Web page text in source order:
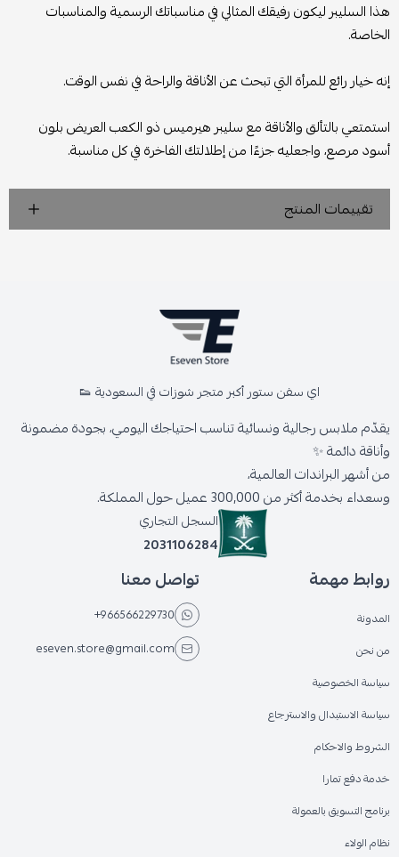
هذا السليبر ليكون رفيقك المثالي في مناسباتك الرسمية والمناسبات
الخاصة.
إنه خيار رائع للمرأة التي تبحث عن الأناقة والراحة في نفس الوقت.
استمتعي بالتألق والأناقة مع سليبر هيرميس ذو الكعب العريض بلون
أسود مرصع، واجعليه جزءًا من إطلالتك الفاخرة في كل مناسبة.
تقييمات المنتج
اي سفن ستور أكبر متجر شوزات في السعودية 👟
يقدّم ملابس رجالية ونسائية تناسب احتياجك اليومي، بجودة مضمونة
وأناقة دائمة ✨
من أشهر البراندات العالمية،
وسعداء بخدمة أكثر من 300,000 عميل حول المملكة.
السجل التجاري
2031106284
روابط مهمة
المدونة
من نحن
سياسة الخصوصية
سياسة الاستبدال والاسترجاع
الشروط والاحكام
خدمة دفع تمارا
برنامج التسويق بالعمولة
نظام الولاء
تواصل معنا
+966566229730
eseven.store@gmail.com